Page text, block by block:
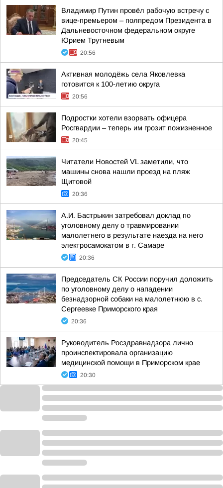
Владимир Путин провёл рабочую встречу с
вице-премьером – полпредом Президента в
Дальневосточном федеральном округе
Юрием Трутневым
20:56
Активная молодёжь села Яковлевка
готовится к 100-летию округа
20:56
Подростки хотели взорвать офицера
Росгвардии – теперь им грозит пожизненное
20:45
Читатели Новостей VL заметили, что
машины снова нашли проезд на пляж
Щитовой
20:36
А.И. Бастрыкин затребовал доклад по
уголовному делу о травмировании
малолетнего в результате наезда на него
электросамокатом в г. Самаре
20:36
Председатель СК России поручил доложить
по уголовному делу о нападении
безнадзорной собаки на малолетнюю в с.
Сергеевке Приморского края
20:36
Руководитель Росздравнадзора лично
проинспектировала организацию
медицинской помощи в Приморском крае
20:30